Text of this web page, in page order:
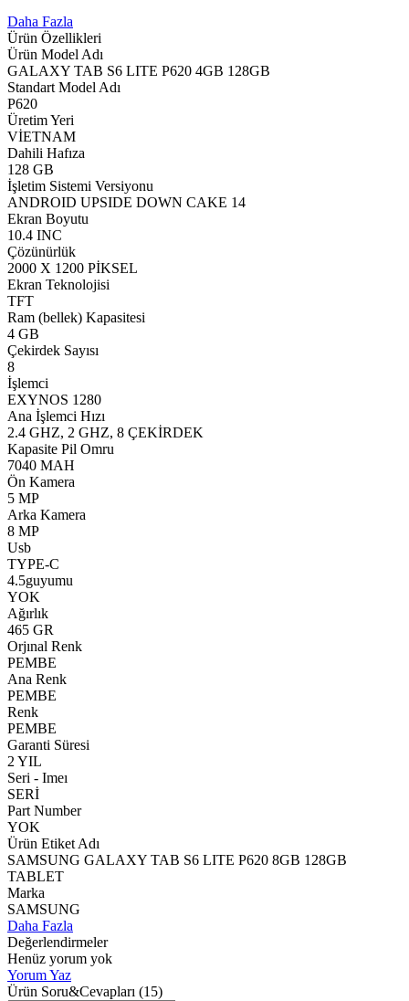
Daha Fazla
Ürün Özellikleri
Ürün Model Adı
GALAXY TAB S6 LITE P620 4GB 128GB
Standart Model Adı
P620
Üretim Yeri
VİETNAM
Dahili Hafıza
128 GB
İşletim Sistemi Versiyonu
ANDROID UPSIDE DOWN CAKE 14
Ekran Boyutu
10.4 INC
Çözünürlük
2000 X 1200 PİKSEL
Ekran Teknolojisi
TFT
Ram (bellek) Kapasitesi
4 GB
Çekirdek Sayısı
8
İşlemci
EXYNOS 1280
Ana İşlemci Hızı
2.4 GHZ, 2 GHZ, 8 ÇEKİRDEK
Kapasite Pil Omru
7040 MAH
Ön Kamera
5 MP
Arka Kamera
8 MP
Usb
TYPE-C
4.5guyumu
YOK
Ağırlık
465 GR
Orjınal Renk
PEMBE
Ana Renk
PEMBE
Renk
PEMBE
Garanti Süresi
2 YIL
Seri - Imeı
SERİ
Part Number
YOK
Ürün Etiket Adı
SAMSUNG GALAXY TAB S6 LITE P620 8GB 128GB
TABLET
Marka
SAMSUNG
Daha Fazla
Değerlendirmeler
Henüz yorum yok
Yorum Yaz
Ürün Soru&Cevapları (15)